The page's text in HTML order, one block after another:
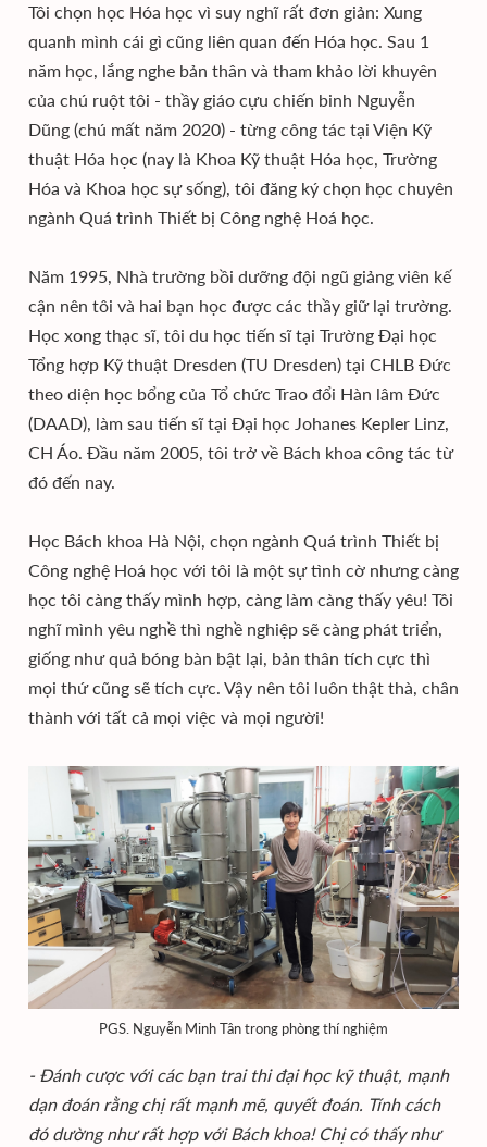
Tôi chọn học Hóa học vì suy nghĩ rất đơn giản: Xung
quanh mình cái gì cũng liên quan đến Hóa học. Sau 1
năm học, lắng nghe bản thân và tham khảo lời khuyên
của chú ruột tôi - thầy giáo cựu chiến binh Nguyễn
Dũng (chú mất năm 2020) - từng công tác tại Viện Kỹ
thuật Hóa học (nay là Khoa Kỹ thuật Hóa học, Trường
Hóa và Khoa học sự sống), tôi đăng ký chọn học chuyên
ngành Quá trình Thiết bị Công nghệ Hoá học.
Năm 1995, Nhà trường bồi dưỡng đội ngũ giảng viên kế
cận nên tôi và hai bạn học được các thầy giữ lại trường.
Học xong thạc sĩ, tôi du học tiến sĩ tại Trường Đại học
Tổng hợp Kỹ thuật Dresden (TU Dresden) tại CHLB Đức
theo diện học bổng của Tổ chức Trao đổi Hàn lâm Đức
(DAAD), làm sau tiến sĩ tại Đại học Johanes Kepler Linz,
CH Áo. Đầu năm 2005, tôi trở về Bách khoa công tác từ
đó đến nay.
Học Bách khoa Hà Nội, chọn ngành Quá trình Thiết bị
Công nghệ Hoá học với tôi là một sự tình cờ nhưng càng
học tôi càng thấy mình hợp, càng làm càng thấy yêu! Tôi
nghĩ mình yêu nghề thì nghề nghiệp sẽ càng phát triển,
giống như quả bóng bàn bật lại, bản thân tích cực thì
mọi thứ cũng sẽ tích cực. Vậy nên tôi luôn thật thà, chân
thành với tất cả mọi việc và mọi người!
PGS. Nguyễn Minh Tân trong phòng thí nghiệm
- Đánh cược với các bạn trai thi đại học kỹ thuật, mạnh
dạn đoán rằng chị rất mạnh mẽ, quyết đoán. Tính cách
đó dường như rất hợp với Bách khoa! Chị có thấy như